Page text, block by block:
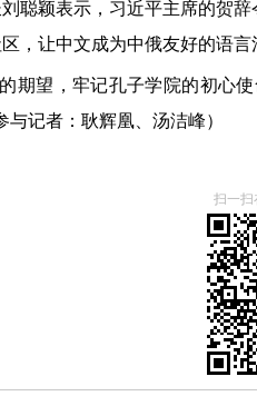
聪颖表示，习近平主席的贺
，让中文成为中俄友好的语言
期望，牢记孔子学院的初心
记者：耿辉凰、汤洁峰）
扫一扫